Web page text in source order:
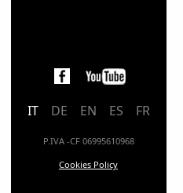
IT DE EN ES FR
P.IVA -CF 06995610968
Cookies Policy